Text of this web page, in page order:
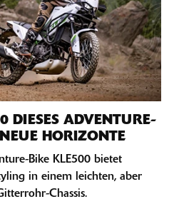
DIESES ADVENTURE-
HORIZONTE
Bike KLE500 bietet
in einem leichten, aber
Chassis.